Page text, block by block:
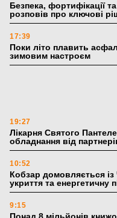
Безпека, фортифікації
розповів про ключові
17:39
Поки літо плавить
зимовим настроєм
19:27
Лікарня Святого
обладнання від
10:52
Кобзар домовляється
укриття та енергетичну
9:15